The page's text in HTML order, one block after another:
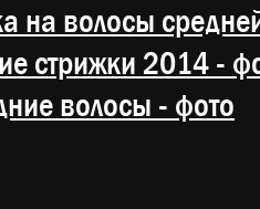
на волосы
стрижки 2014 -
волосы - фото